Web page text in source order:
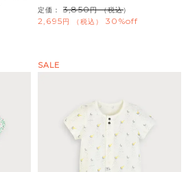
定価： 3,850 （税込）
2,695 税込 30%off
SALE